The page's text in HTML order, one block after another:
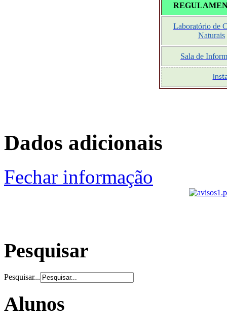
Laboratório de
Naturais
Sala de
Dados adicionais
Fechar informação
Pesquisar
Pesquisar...
Alunos